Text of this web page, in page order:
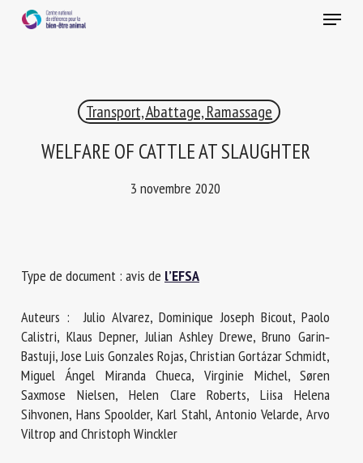
Menu
Transport, Abattage, Ramassage
WELFARE OF CATTLE AT SLAUGHTER
3 novembre 2020
Type de document : avis de l’EFSA
Auteurs : Julio Alvarez, Dominique Joseph Bicout, Paolo
Calistri, Klaus Depner, Julian Ashley Drewe, Bruno Garin‐
Bastuji, Jose Luis Gonzales Rojas, Christian Gortázar Schmidt,
Miguel Ángel Miranda Chueca, Virginie Michel, Søren
Saxmose Nielsen, Helen Clare Roberts, Liisa Helena
Sihvonen, Hans Spoolder, Karl Stahl, Antonio Velarde, Arvo
Viltrop and Christoph Winckler
RECEVEZ CHAQUE MOIS GRATUITEMENT
ANIMAL
notre newsletter :
Nom *
Prénom *